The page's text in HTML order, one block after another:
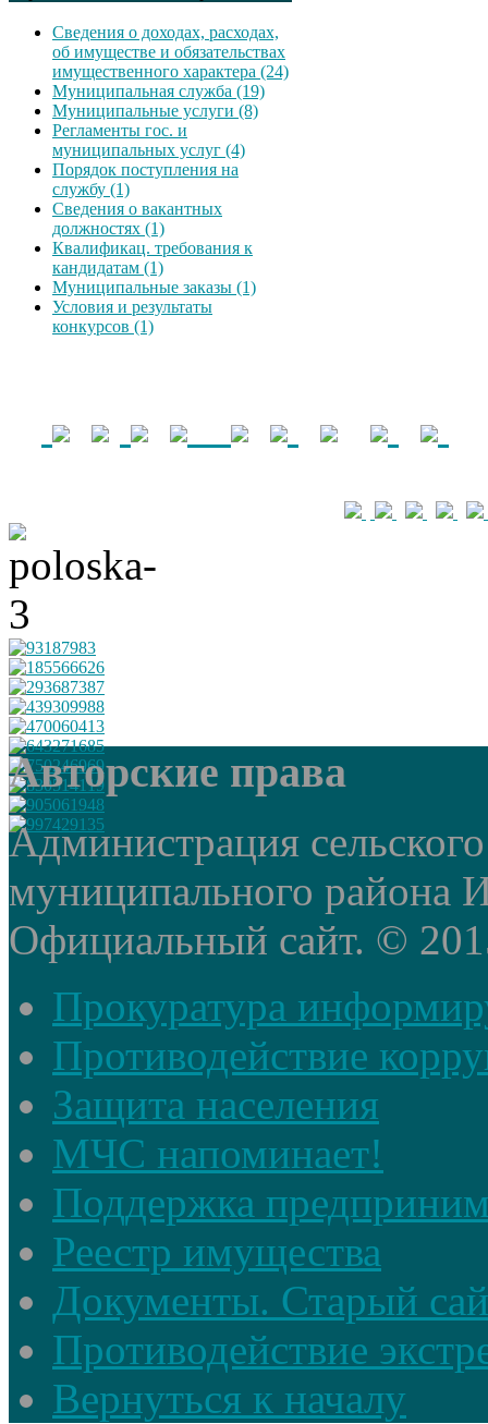
Сведения о доходах, расходах,
об имуществе и обязательствах
имущественного характера (24)
Муниципальная служба (19)
Муниципальные услуги (8)
Регламенты гос. и
муниципальных услуг (4)
Порядок поступления на
службу (1)
Сведения о вакантных
должностях (1)
Квалификац. требования к
кандидатам (1)
Муниципальные заказы (1)
Условия и результаты
конкурсов (1)
Авторские права
Администрация
муниципального района
Официальный сайт. ©
Прокуратура
Противодействие
Защита населения
МЧС напоминает!
Поддержка
Реестр имущества
Документы. Старый
Противодействие
Вернуться к началу